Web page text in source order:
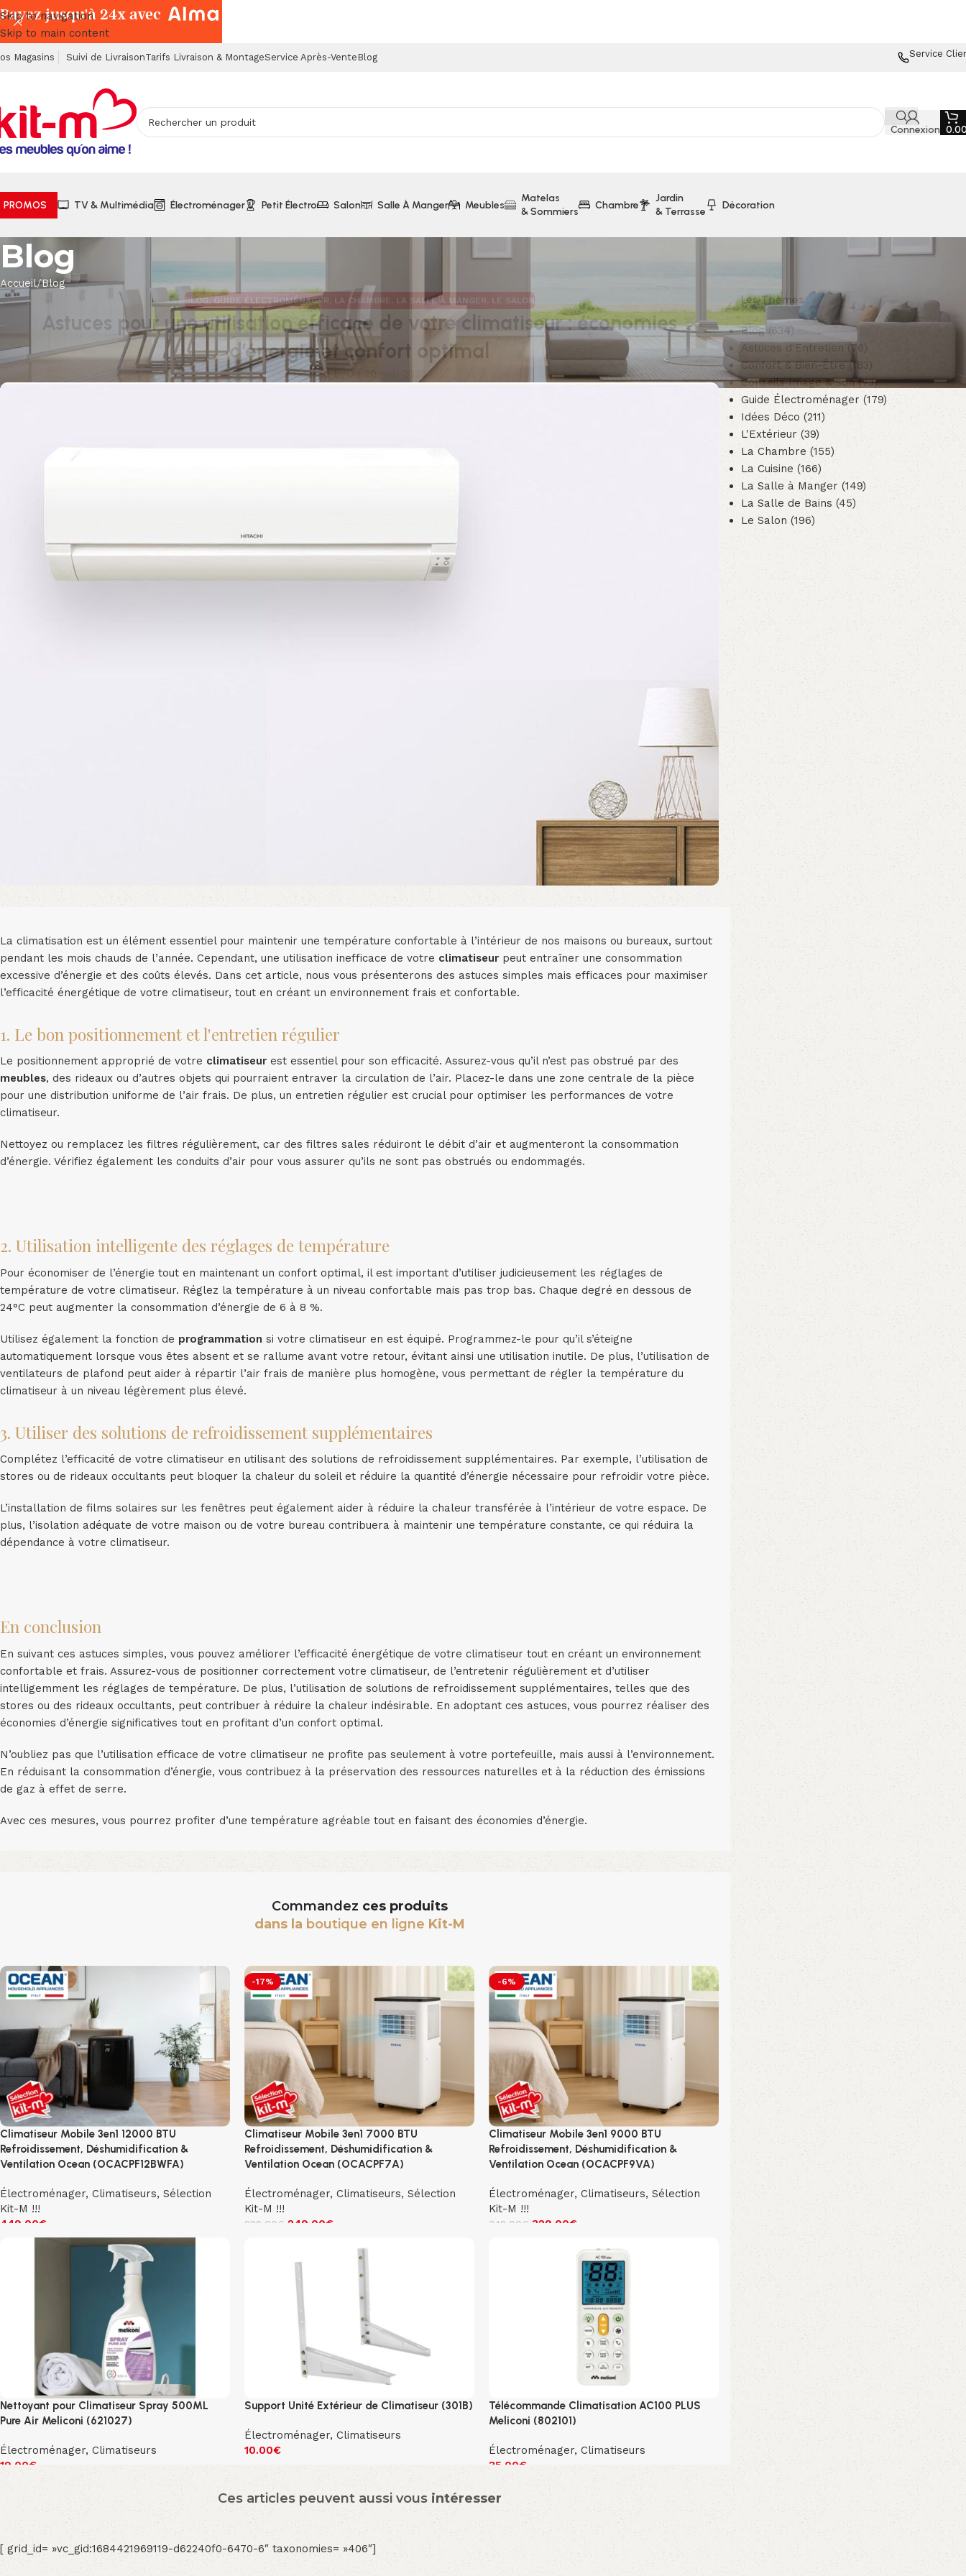
Skip to navigation
Skip to main content
Magasins Suivi de LivraisonTarifs Livraison & MontageService Après-Vente Blog Service
Connexion
PROMOS TV & Multimédia Électroménager Petit Électro Salon Salle À Manger Meubles
Matelas
& Sommiers
Chambre
Jardin
& Terrasse
Décoration
Blog
Accueil Blog
BLOG, GUIDE ÉLECTROMÉNAGER, LA CHAMBRE, LA SALLE À MANGER, LE SALON
Astuces pour une utilisation efficace de votre climatiseur : économies
d’énergie et confort optimal
Posted byOn 20 mai 2023
La climatisation est un élément essentiel pour maintenir une température confortable à l’intérieur de nos maisons ou bureaux, surtout
pendant les mois chauds de l’année. Cependant, une utilisation inefficace de votre climatiseur peut entraîner une consommation
excessive d’énergie et des coûts élevés. Dans cet article, nous vous présenterons des astuces simples mais efficaces pour maximiser
l’efficacité énergétique de votre climatiseur, tout en créant un environnement frais et confortable.
1. Le bon positionnement et l'entretien régulier
Le positionnement approprié de votre climatiseur est essentiel pour son efficacité. Assurez-vous qu’il n’est pas obstrué par des
meubles, des rideaux ou d’autres objets qui pourraient entraver la circulation de l’air. Placez-le dans une zone centrale de la pièce
pour une distribution uniforme de l’air frais. De plus, un entretien régulier est crucial pour optimiser les performances de votre
climatiseur.
Nettoyez ou remplacez les filtres régulièrement, car des filtres sales réduiront le débit d’air et augmenteront la consommation
d’énergie. Vérifiez également les conduits d’air pour vous assurer qu’ils ne sont pas obstrués ou endommagés.
2. Utilisation intelligente des réglages de température
Pour économiser de l’énergie tout en maintenant un confort optimal, il est important d’utiliser judicieusement les réglages de
température de votre climatiseur. Réglez la température à un niveau confortable mais pas trop bas. Chaque degré en dessous de
24°C peut augmenter la consommation d’énergie de 6 à 8 %.
Utilisez également la fonction de programmation si votre climatiseur en est équipé. Programmez-le pour qu’il s’éteigne
automatiquement lorsque vous êtes absent et se rallume avant votre retour, évitant ainsi une utilisation inutile. De plus, l’utilisation de
ventilateurs de plafond peut aider à répartir l’air frais de manière plus homogène, vous permettant de régler la température du
climatiseur à un niveau légèrement plus élevé.
3. Utiliser des solutions de refroidissement supplémentaires
Complétez l’efficacité de votre climatiseur en utilisant des solutions de refroidissement supplémentaires. Par exemple, l’utilisation de
stores ou de rideaux occultants peut bloquer la chaleur du soleil et réduire la quantité d’énergie nécessaire pour refroidir votre pièce.
L’installation de films solaires sur les fenêtres peut également aider à réduire la chaleur transférée à l’intérieur de votre espace. De
plus, l’isolation adéquate de votre maison ou de votre bureau contribuera à maintenir une température constante, ce qui réduira la
dépendance à votre climatiseur.
En conclusion
En suivant ces astuces simples, vous pouvez améliorer l’efficacité énergétique de votre climatiseur tout en créant un environnement
confortable et frais. Assurez-vous de positionner correctement votre climatiseur, de l’entretenir régulièrement et d’utiliser
intelligemment les réglages de température. De plus, l’utilisation de solutions de refroidissement supplémentaires, telles que des
stores ou des rideaux occultants, peut contribuer à réduire la chaleur indésirable. En adoptant ces astuces, vous pourrez réaliser des
économies d’énergie significatives tout en profitant d’un confort optimal.
N’oubliez pas que l’utilisation efficace de votre climatiseur ne profite pas seulement à votre portefeuille, mais aussi à l’environnement.
En réduisant la consommation d’énergie, vous contribuez à la préservation des ressources naturelles et à la réduction des émissions
de gaz à effet de serre.
Avec ces mesures, vous pourrez profiter d’une température agréable tout en faisant des économies d’énergie.
Commandez ces produits
dans la boutique en ligne Kit-M
Climatiseur Mobile 3en1 12000 BTU
Refroidissement, Déshumidification &
Ventilation Ocean (OCACPF12BWFA)
Électroménager, Climatiseurs, Sélection
Kit-M !!!
449.00€
-17%
Climatiseur Mobile 3en1 7000 BTU
Refroidissement, Déshumidification &
Ventilation Ocean (OCACPF7A)
Électroménager,Climatiseurs,Sélection
Kit-M !!!
299.00€ 249.00€
-6%
Climatiseur Mobile 3en1 9000 BTU
Refroidissement, Déshumidification &
Ventilation Ocean (OCACPF9VA)
Électroménager,Climatiseurs,Sélection
Kit-M !!!
349.00€ 329.00€
Nettoyant pour Climatiseur Spray 500ML
Pure Air Meliconi (621027)
Électroménager, Climatiseurs
19.00€
Support Unité Extérieur de Climatiseur (301B)
Électroménager,Climatiseurs
10.00€
Télécommande Climatisation AC100 PLUS
Meliconi (802101)
Électroménager,Climatiseurs
35.00€
Ces articles peuvent aussi vous intéresser
[ grid_id= »vc_gid:1684421969119-d62240f0-6470-6″ taxonomies= »406″]
Les Thèmes
Blog(634)
Astuces d'Entretien (76)
Confort & Bien-Être(183)
Conseils Image & Son(73)
Guide Électroménager (179)
Idées Déco (211)
L'Extérieur(39)
La Chambre (155)
La Cuisine (166)
La Salle à Manger (149)
La Salle de Bains (45)
Le Salon (196)
Payez jusqu'à 24x avec